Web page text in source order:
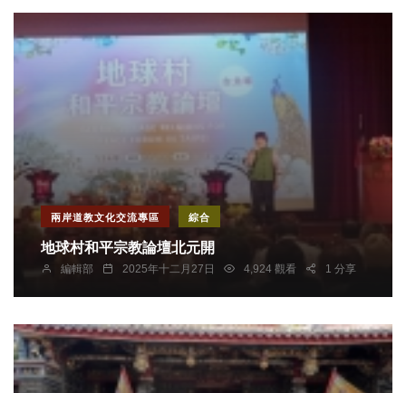
兩岸道教文化交流專區 綜合
地球村和平宗教論壇北元開
編輯部 2025年十二月27日 4,924 觀看 1 分享